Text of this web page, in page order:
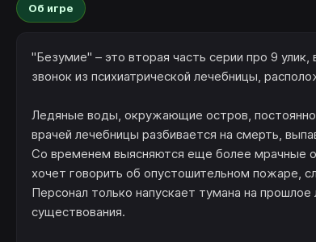
Об игре
"Безумие" – это вторая часть серии про 9
звонок из психиатрической лечебницы,
Ледяные воды, окружающие остров,
врачей лечебницы разбивается на смерть,
Со временем выясняются еще более мрачные
хочет говорить об опустошительном пожаре,
Персонал только напускает тумана на
существования.